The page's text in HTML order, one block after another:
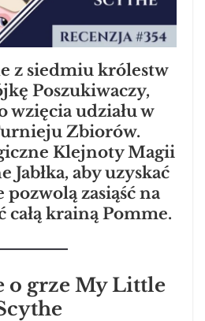
z siedmiu królestw
Poszukiwaczy,
wzięcia udziału w
Zbiorów.
Klejnoty Magii
Jabłka, aby uzyskać
zasiąść na
całą krainą Pomme.
o grze My Little